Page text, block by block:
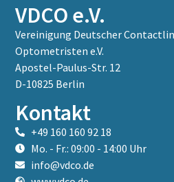
VDCO e.V.
Vereinigung Deutscher
Optometristen e.V.
Apostel-Paulus-Str. 12
D-10825 Berlin
Kontakt
+49 160 160 92 18
Mo. - Fr.: 09:00 - 14:00 Uhr
info@vdco.de